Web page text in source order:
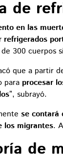
de
en las
refrigerados
300 cuerpos
que a partir
para procesar
”, subrayó.
se contará
los migrantes.
de